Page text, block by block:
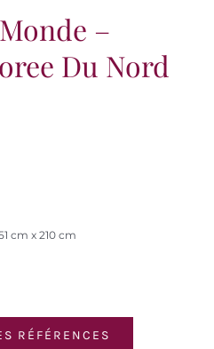
–
Du Nord
cm x 210 cm
RÉFÉRENCES